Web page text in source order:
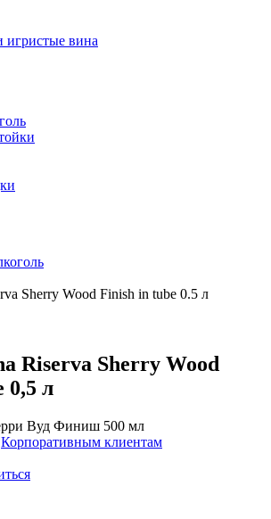
вина
Sherry Wood Finish in tube 0.5 л
Riserva Sherry Wood
0,5 л
Вуд Финиш 500 мл
Корпоративным клиентам